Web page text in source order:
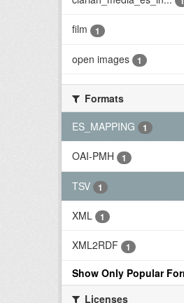
film 1
open images 1
Formats
ES_MAPPING
1
OAI-PMH 1
TSV 1
XML 1
XML2RDF 1
Show Only Popular
Licenses